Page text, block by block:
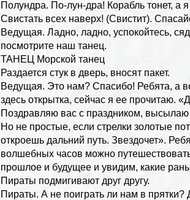
Полундра. По-лун-дра! Корабль тонет, а
Свистать всех наверх! (Свистит).
Ведущая. Ладно, ладно, успокойтесь,
посмотрите наш танец.
ТАНЕЦ Морской танец
Раздается стук в дверь, вносят пакет.
Ведущая. Это нам? Спасибо! Ребята, а
здесь открытка, сейчас я ее прочитаю.
Поздравляю вас с праздником,
Но не простые, если стрелки золотые
откроешь дальний путь. Звездочет».
волшебных часов можно
прошлое и будущее и увидим, какие
Пираты подмигивают друг другу.
Пираты. А не поиграть ли нам в прятки?